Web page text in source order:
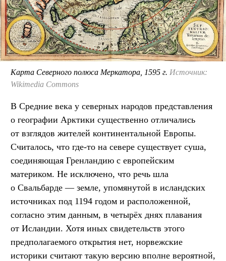
Карта Северного полюса Меркатора, 1595 г. Источник:
Wikimedia Commons
В Средние века у северных народов представления
о географии Арктики существенно отличались
от взглядов жителей континентальной Европы.
Считалось, что где-то на севере существует суша,
соединяющая Гренландию с европейским
материком. Не исключено, что речь шла
о Свальбарде — земле, упомянутой в исландских
источниках под 1194 годом и расположенной,
согласно этим данным, в четырёх днях плавания
от Исландии. Хотя иных свидетельств этого
предполагаемого открытия нет, норвежские
историки считают такую версию вполне вероятной,